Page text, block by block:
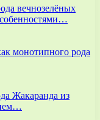
вечнозелёных
монотипного рода
Жакаранда из